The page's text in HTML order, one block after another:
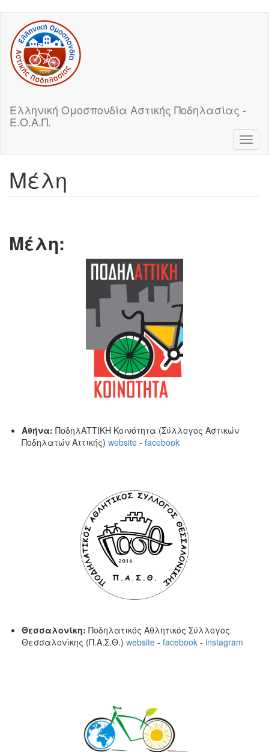
main
content
Ελληνική Ομοσπονδία Αστικής Ποδηλασίας -
Ε.Ο.Α.Π.
Μέλη
Μέλη:
Αθήνα: ΠοδηλΑΤΤΙΚΗ Κοινότητα (Σύλλογος Αστικών
Ποδηλατών Αττικής) website - facebook
Θεσσαλονίκη: Ποδηλατικός Αθλητικός Σύλλογος
Θεσσαλονίκης (Π.Α.Σ.Θ.) website - facebook - instagram